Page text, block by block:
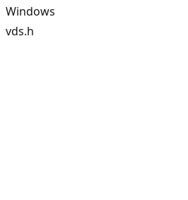
Windows
vds.h